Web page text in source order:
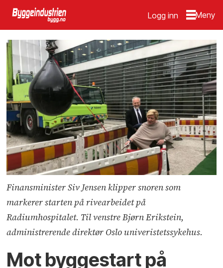
Logg inn
Finansminister Siv Jensen klipper snoren som
markerer starten på rivearbeidet på
Radiumhospitalet. Til venstre Bjørn Erikstein,
administrerende direktør Oslo univeristetssykehus.
Mot byggestart på